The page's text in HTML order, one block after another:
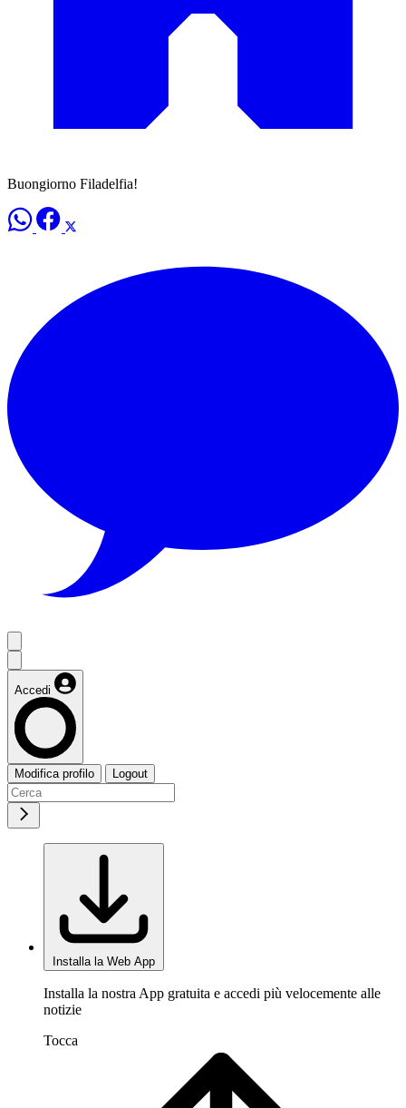
Buongiorno Filadelfia!
Accedi
Modifica profilo Logout
Installa la Web App
Installa la nostra App gratuita e accedi più velocemente alle
notizie
Tocca